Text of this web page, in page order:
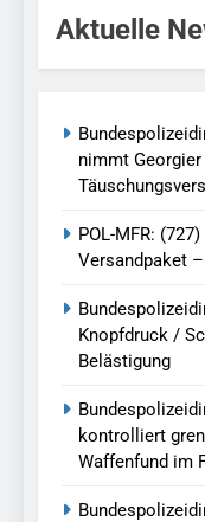
Aktuelle
nimmt
POL-MFR:
Versandpaket
Knopfdruck /
Belästigung
kontrolliert
Waffenfund im